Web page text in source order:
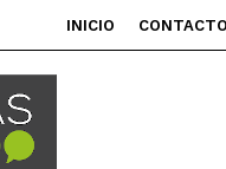
INICIO CONTACTO